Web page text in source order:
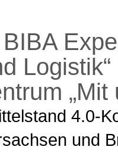
„Mit
4.0-
und